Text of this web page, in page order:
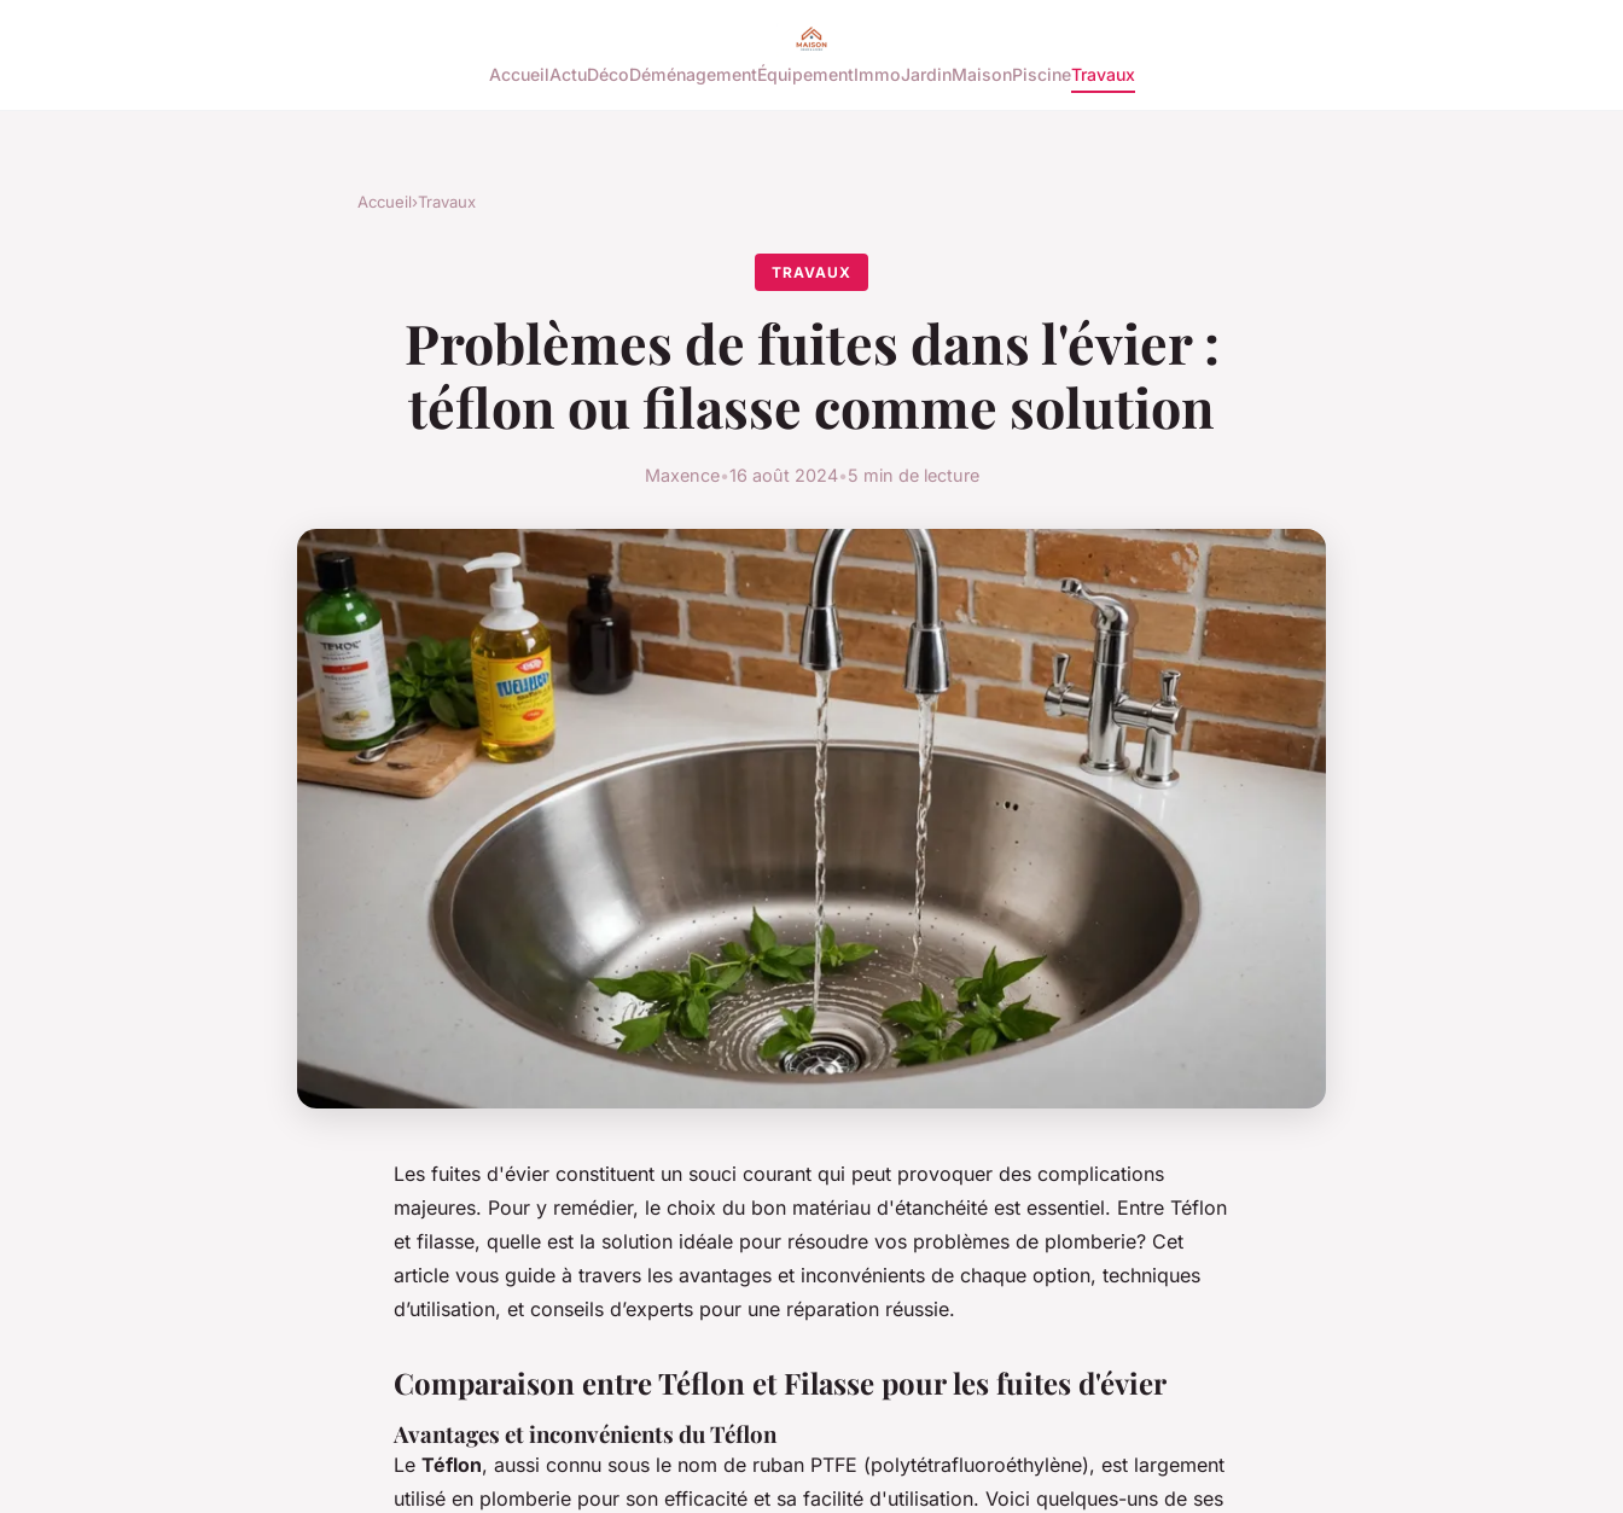
AccueilActuDécoDéménagementÉquipementImmoJardinMaisonPiscineTravaux
Accueil›Travaux
TRAVAUX
Problèmes de fuites dans l'évier :
téflon ou filasse comme solution
Maxence•16 août 2024•5 min de lecture
Les fuites d'évier constituent un souci courant qui peut provoquer des complications
majeures. Pour y remédier, le choix du bon matériau d'étanchéité est essentiel. Entre Téflon
et filasse, quelle est la solution idéale pour résoudre vos problèmes de plomberie? Cet
article vous guide à travers les avantages et inconvénients de chaque option, techniques
d’utilisation, et conseils d’experts pour une réparation réussie.
Comparaison entre Téflon et Filasse pour les fuites d'évier
Avantages et inconvénients du Téflon
Le Téflon, aussi connu sous le nom de ruban PTFE (polytétrafluoroéthylène), est largement
utilisé en plomberie pour son efficacité et sa facilité d'utilisation. Voici quelques-uns de ses